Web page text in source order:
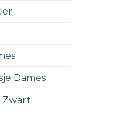
Dames
Zwart